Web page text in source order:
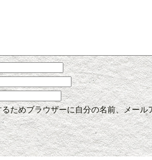
ためブラウザーに自分の名前、メール